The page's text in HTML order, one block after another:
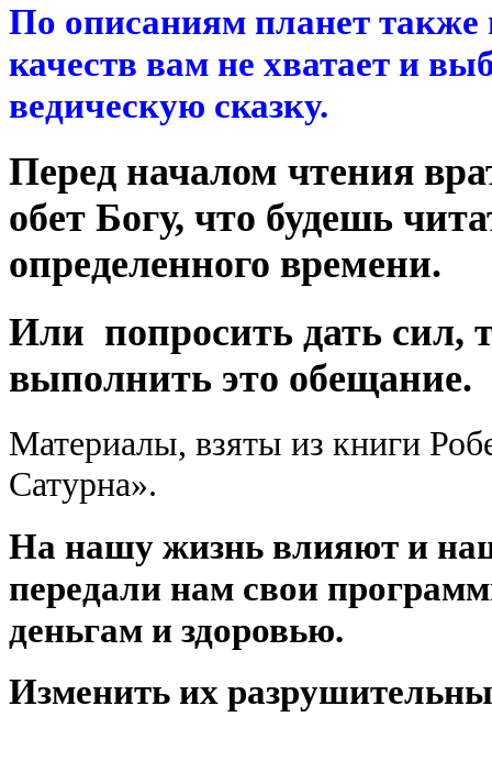
По описаниям планет
качеств вам не хватает и
ведическую сказку.
Перед началом чтения
обет Богу, что будешь
определенного времени.
Или попросить дать сил,
выполнить это обещание.
Материалы, взяты из книги
Сатурна».
На нашу жизнь влияют и
передали нам свои
деньгам и здоровью.
Изменить их